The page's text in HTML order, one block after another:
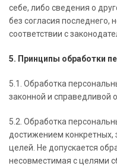
себе, либо сведения о
без согласия последнего,
соответствии с
5. Принципы обработки
5.1. Обработка
законной и справедливой
5.2. Обработка
достижением конкретных,
целей. Не допускается
несовместимая с целями